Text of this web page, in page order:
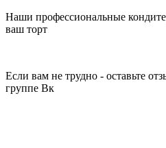
Наши профессиональные
ваш торт
Если вам не трудно - оставьте
группе Вк